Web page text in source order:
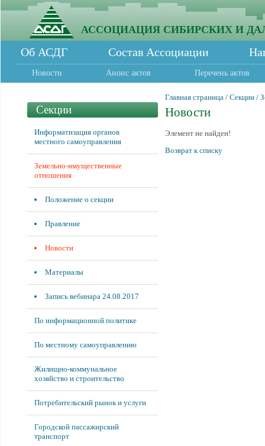
АССОЦИАЦИЯ СИБИРСКИХ И
Об АСДГ Состав Ассоциации
Новости Анонс актов Перечень актов
Секции
Информатизация органов
местного самоуправления
Земельно-имущественные
отношения
Положение о секции
Правление
Новости
Материалы
Запись вебинара 24.08.2017
По информационной политике
По местному самоуправлению
Жилищно-коммунальное
хозяйство и строительство
Потребительский рынок и услуги
Городской пассажирский
транспорт
Главная страница / Секции /
Новости
Элемент не найден!
Возврат к списку